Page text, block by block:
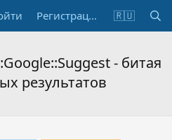
Регистрация 🇷🇺
- битая
результатов